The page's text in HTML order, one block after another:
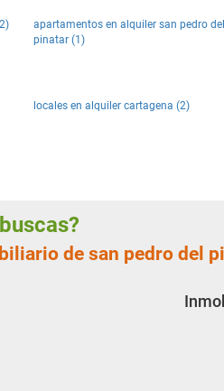
apartamentos en alquiler san pedro del
pinatar (1)
locales en alquiler cartagena (2)
de san pedro del